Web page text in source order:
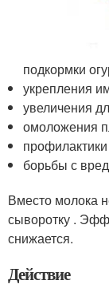
подкормки
укрепления
увеличения
омоложения
борьбы с
Вместо молока
сыворотку .
снижается.
Действие